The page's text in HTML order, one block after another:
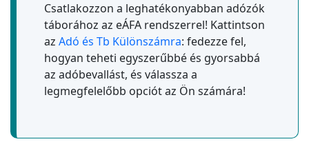
Csatlakozzon a leghatékonyabban adózók
táborához az eÁFA rendszerrel! Kattintson
az Adó és Tb Különszámra: fedezze fel,
hogyan teheti egyszerűbbé és gyorsabbá
az adóbevallást, és válassza a
legmegfelelőbb opciót az Ön számára!